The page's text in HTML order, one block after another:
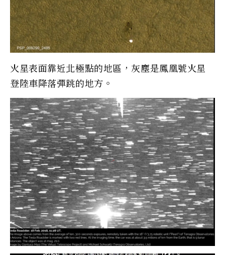
火星表面靠近北極點的地區，灰塵是鳳凰號火星
登陸車降落彈跳的地方。